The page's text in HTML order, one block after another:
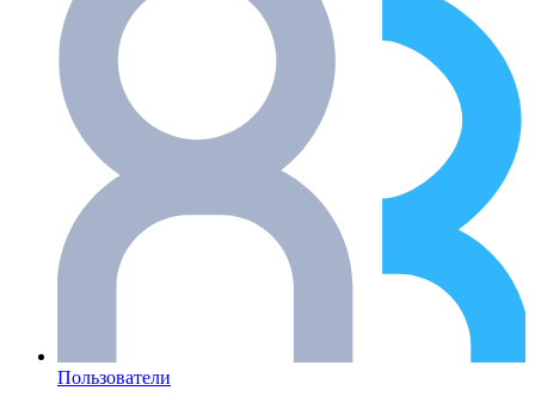
Пользователи